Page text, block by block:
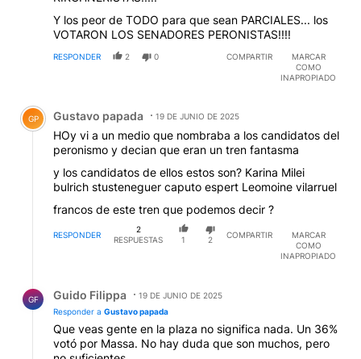
Y los peor de TODO para que sean PARCIALES... los
VOTARON LOS SENADORES PERONISTAS!!!!
RESPONDER 2 0 COMPARTIR
MARCAR
COMO
INAPROPIADO
Comentario de Gustavo papada.
GP Gustavo papada 19 DE JUNIO DE 2025
HOy vi a un medio que nombraba a los candidatos del
peronismo y decian que eran un tren fantasma
y los candidatos de ellos estos son? Karina Milei
bulrich stusteneguer caputo espert Leomoine vilarruel
francos de este tren que podemos decir ?
RESPONDER
2
RESPUESTAS
1 2
COMPARTIR
MARCAR
COMO
INAPROPIADO
GF Guido Filippa
19 DE JUNIO DE 2025
Responder a Gustavo papada
Que veas gente en la plaza no significa nada. Un 36%
votó por Massa. No hay duda que son muchos, pero